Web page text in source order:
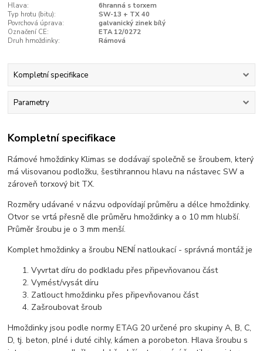
Hlava:
6hranná s torxem
Typ hrotu (bitu):
SW-13 + TX 40
Povrchová úprava:
galvanický zinek bílý
Označení CE:
ETA 12/0272
Druh hmoždinky:
Rámová
Kompletní specifikace
Parametry
Kompletní specifikace
Rámové hmoždinky Klimas se dodávají společně se šroubem, který
má vlisovanou podložku, šestihrannou hlavu na nástavec SW a
zároveň torxový bit TX.
Rozměry udávané v názvu odpovídají průměru a délce hmoždinky.
Otvor se vrtá přesně dle průměru hmoždinky a o 10 mm hlubší.
Průměr šroubu je o 3 mm menší.
Komplet hmoždinky a šroubu NENÍ natloukací - správná montáž je
Vyvrtat díru do podkladu přes připevňovanou část
Vymést/vysát díru
Zatlouct hmoždinku přes připevňovanou část
Zašroubovat šroub
Hmoždinky jsou podle normy ETAG 20 určené pro skupiny A, B, C,
D, tj. beton, plné i duté cihly, kámen a porobeton. Hlava šroubu s